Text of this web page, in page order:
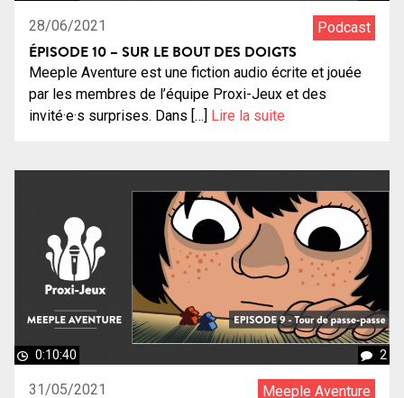
28/06/2021 Podcast
ÉPISODE 10 – SUR LE BOUT DES DOIGTS
Meeple Aventure est une fiction audio écrite et jouée
par les membres de l’équipe Proxi-Jeux et des
invité·e·s surprises. Dans […] Lire la suite
0:10:40 2
31/05/2021 Meeple Aventure